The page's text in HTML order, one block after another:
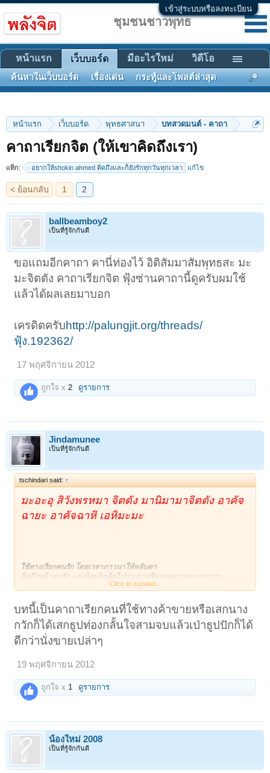
เข้าสู่ระบบหรือลงทะเบียน
หน้าแรก เว็บบอร์ด พุทธศาสนา บทสวดมนต์ - คาถา
คาถาเรียกจิต (ให้เขาคิดถึงเรา)
แท็ก: อยากให้shokin ahmed คิดถึงและก็ยังรักทุกวันทุกเวลา แก้ไข
ballbeamboy2
เป็นที่รู้จักกันดี
ขอแถมอีกคาถา คานี่ท่องไว้ อิติสัมมาสัมพุทธสะ มะ
มะจิตตัง คาถาเรียกจิต ฟุ้งซ่านคาถานี้ดูครับผมใช้
แล้วได้ผลเลยมาบอก
เครดิตครับhttp://palungjit.org/threads/
ฟุ้ง.192362/
17 พฤศจิกายน 2012
ถูกใจ x2 ดูรายการ
Jindamunee
เป็นที่รู้จักกันดี
tschindari said: ↑
มะอะอุ สิวังพรหมา จิตตัง มานิมามาจิตตัง อาคัจ
ฉายะ อาคัจฉาหิ เอหิมะมะ
ใช้ทางเรียกคนรัก โดยเวลาภาวนาให้หลับตา
คิดถึงหน้าคนรัก และน้อมจิตคิดไปว่าเขาหรือเธออยากจะมาหาเรา
เท่า่นี้คนที่โดนเรียกจะมีใจรู้สึกอยากมาหาเรา
จะใช้ได้ดีมากกว่าเวลาอื่นๆ
Click to expand...
บทนี้เป็นคาถาเรียกคนที่ใช้ทางค้าขายหรือเสกนาง
กวักก็ได้เสกธูปท่องกลั้นใจสามจบแล้วเป่าธูปปักก็ได้
ดีกว่านั่งขายเปล่าๆ
19 พฤศจิกายน 2012
ถูกใจ x1 ดูรายการ
น้องใหม่ 2008
เป็นที่รู้จักกันดี
ชุมชนชาวพุทธ
หน้าแรก เว็บบอร์ด
ค้นหาในเว็บบอร์ด เรื่องเด่น กระทู้และโพสต์ล่าสุด
มีอะไรใหม่ วิดีโอ